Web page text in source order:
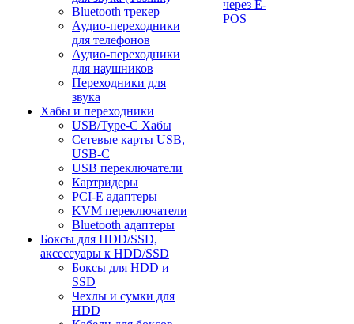
Bluetooth трекер
Аудио-переходники
для телефонов
Аудио-переходники
для наушников
Переходники для
звука
Хабы и переходники
USB/Type-C Хабы
Сетевые карты USB,
USB-C
USB переключатели
Картридеры
PCI-E адаптеры
KVM переключатели
Bluetooth адаптеры
Боксы для HDD/SSD,
аксессуары к HDD/SSD
Боксы для HDD и
SSD
Чехлы и сумки для
HDD
через E-
POS